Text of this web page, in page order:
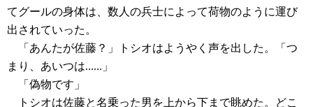
てグールの身体は、数人の兵士によって荷物のように運び
出されていった。
「あんたが佐藤？」トシオはようやく声を出した。「つ
まり、あいつは......」
「偽物です」
トシオは佐藤と名乗った男を上から下まで眺めた。どこ